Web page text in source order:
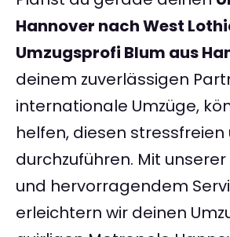
Hannover nach West
Umzugsprofi Blum aus
deinem zuverlässigen
internationale Umzüge,
helfen, diesen stressfreien
durchzuführen. Mit unserer
und hervorragendem
erleichtern wir deinen